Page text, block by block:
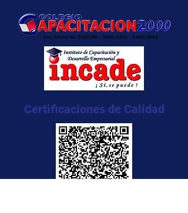
Certificaciones de Calidad